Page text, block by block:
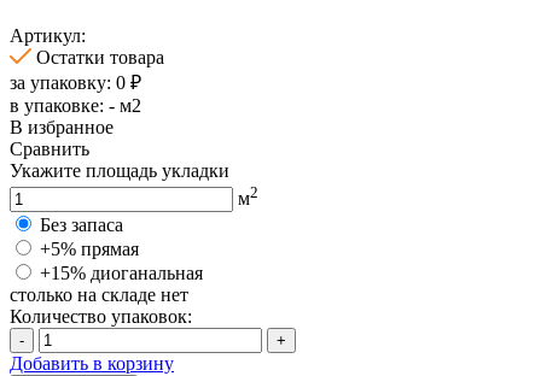
Артикул:
Остатки товара
за упаковку: 0 ₽
в упаковке: - м2
В избранное
Сравнить
Укажите площадь укладки
м2
Без запаса
+5% прямая
+15% диоганальная
столько на складе нет
Количество упаковок:
- +
Добавить в корзину